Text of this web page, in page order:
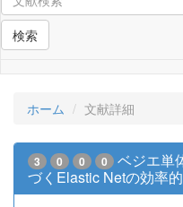
検索
ホーム 文献詳細
3 0 0 0
ベジエ単
づくElastic Netの効率